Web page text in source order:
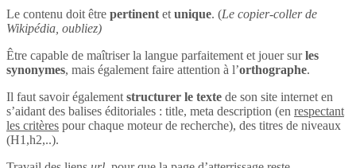
Le contenu doit être pertinent et unique. (Le copier-coller de
Wikipédia, oubliez)
Être capable de maîtriser la langue parfaitement et jouer surles
synonymes, mais également faire attention à l’orthographe.
Il faut savoir également structurer le texte de son site internet en
s’aidant des balises éditoriales : title, meta description (en respectant
les critères pour chaque moteur de recherche), des titres de niveaux
(H1,h2,..).